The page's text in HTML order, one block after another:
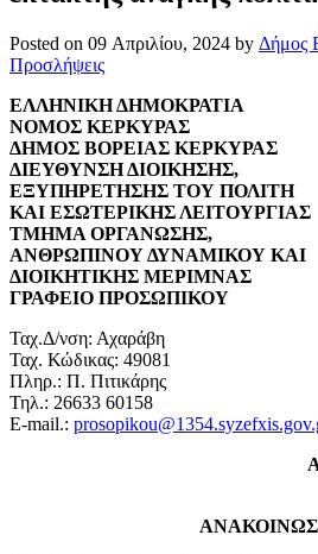
Posted on 09 Απριλίου, 2024 by Δήμος
Προσλήψεις
ΕΛΛΗΝΙΚΗ ΔΗΜΟΚΡΑΤΙΑ
ΝΟΜΟΣ ΚΕΡΚΥΡΑΣ
ΔΗΜΟΣ ΒΟΡΕΙΑΣ ΚΕΡΚΥΡΑΣ
ΔΙΕΥΘΥΝΣΗ ΔΙΟΙΚΗΣΗΣ,
ΕΞΥΠΗΡΕΤΗΣΗΣ ΤΟΥ ΠΟΛΙΤΗ
ΚΑΙ ΕΣΩΤΕΡΙΚΗΣ ΛΕΙΤΟΥΡΓΙΑΣ
ΤΜΗΜΑ ΟΡΓΑΝΩΣΗΣ,
ΑΝΘΡΩΠΙΝΟΥ ΔΥΝΑΜΙΚΟΥ ΚΑΙ
ΔΙΟΙΚΗΤΙΚΗΣ ΜΕΡΙΜΝΑΣ
ΓΡΑΦΕΙΟ ΠΡΟΣΩΠΙΚΟΥ
Ταχ.Δ/νση: Αχαράβη
Ταχ. Κώδικας: 49081
Πληρ.: Π. Πιτικάρης
Τηλ.: 26633 60158
E-mail.: